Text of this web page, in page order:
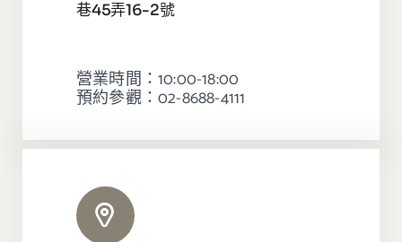
巷45弄16-2號
營業時間：10:00-18:00
預約參觀：02-8688-4111